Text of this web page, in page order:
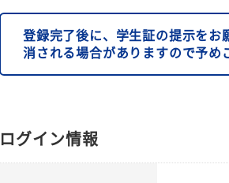
登録完了後に、学生証の提示をお
消される場合がありますので予め
ログイン情報